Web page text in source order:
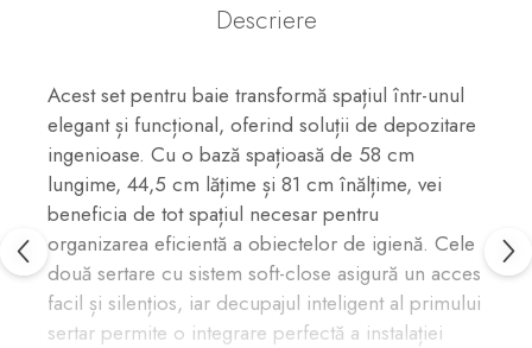
Descriere
Acest set pentru baie transformă spațiul într-unul
elegant și funcțional, oferind soluții de depozitare
ingenioase. Cu o bază spațioasă de 58 cm
lungime, 44,5 cm lățime și 81 cm înălțime, vei
beneficia de tot spațiul necesar pentru
organizarea eficientă a obiectelor de igienă. Cele
două sertare cu sistem soft-close asigură un acces
facil și silențios, iar decupajul inteligent al primului
sertar permite o integrare perfectă a instalației